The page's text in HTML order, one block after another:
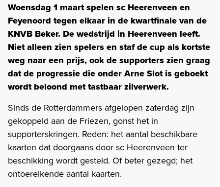
Woensdag 1 maart spelen sc Heerenveen en
Feyenoord tegen elkaar in de kwartfinale van de
KNVB Beker. De wedstrijd in Heerenveen leeft.
Niet alleen zien spelers en staf de cup als kortste
weg naar een prijs, ook de supporters zien graag
dat de progressie die onder Arne Slot is geboekt
wordt beloond met tastbaar zilverwerk.
Sinds de Rotterdammers afgelopen zaterdag zijn
gekoppeld aan de Friezen, gonst het in
supporterskringen. Reden: het aantal beschikbare
kaarten dat doorgaans door sc Heerenveen ter
beschikking wordt gesteld. Of beter gezegd; het
ontoereikende aantal kaarten.